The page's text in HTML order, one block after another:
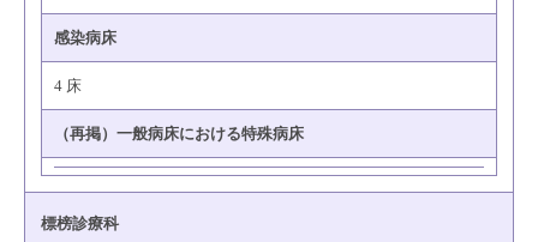
感染病床
4 床
（再掲）一般病床における特殊病床
標榜診療科